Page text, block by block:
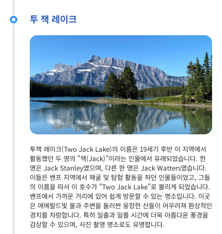
투 잭 레이크
투잭 레이크(Two Jack Lake)의 이름은 19세기 후반 이 지역에서
활동했던 두 명의 "잭(Jack)"이라는 인물에서 유래되었습니다. 한
명은 Jack Stanley였으며, 다른 한 명은 Jack Watters였습니다.
이들은 밴프 지역에서 채굴 및 탐험 활동을 하던 인물들이었고, 그들
의 이름을 따서 이 호수가 "Two Jack Lake"로 불리게 되었습니다.
밴프에서 가까운 거리에 있어 쉽게 방문할 수 있는 명소입니다. 이곳
은 에메랄드빛 물과 주변을 둘러싼 웅장한 산들이 어우러져 환상적인
경치를 자랑합니다. 특히 일출과 일몰 시간에 더욱 아름다운 풍경을
감상할 수 있으며, 사진 촬영 명소로도 유명합니다.